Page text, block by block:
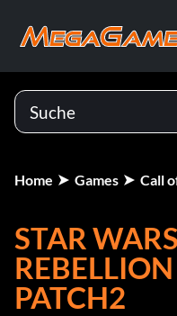
Home Games Call
STAR
PATCH2